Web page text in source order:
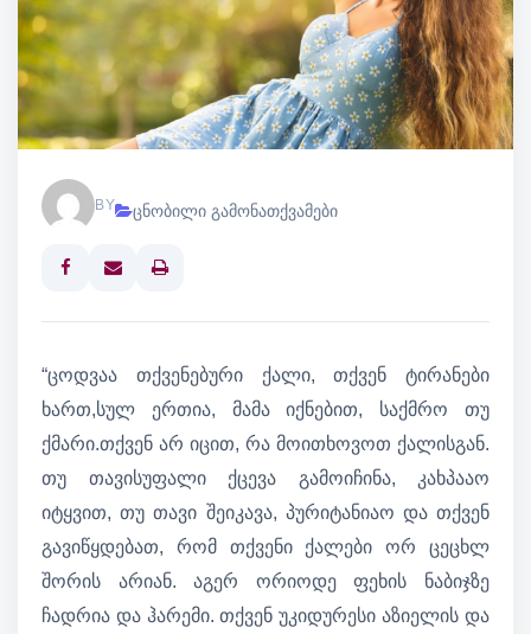
BY ცნობილი გამონათქვამები
Print
“ცოდვაა თქვენებური ქალი, თქვენ ტირანები
ხართ,სულ ერთია, მამა იქნებით, საქმრო თუ
ქმარი.თქვენ არ იცით, რა მოითხოვოთ ქალისგან.
თუ თავისუფალი ქცევა გამოიჩინა, კახპააო
იტყვით, თუ თავი შეიკავა, პურიტანიაო და თქვენ
გავიწყდებათ, რომ თქვენი ქალები ორ ცეცხლ
შორის არიან. აგერ ორიოდე ფეხის ნაბიჯზე
ჩადრია და ჰარემი. თქვენ უკიდურესი აზიელის და